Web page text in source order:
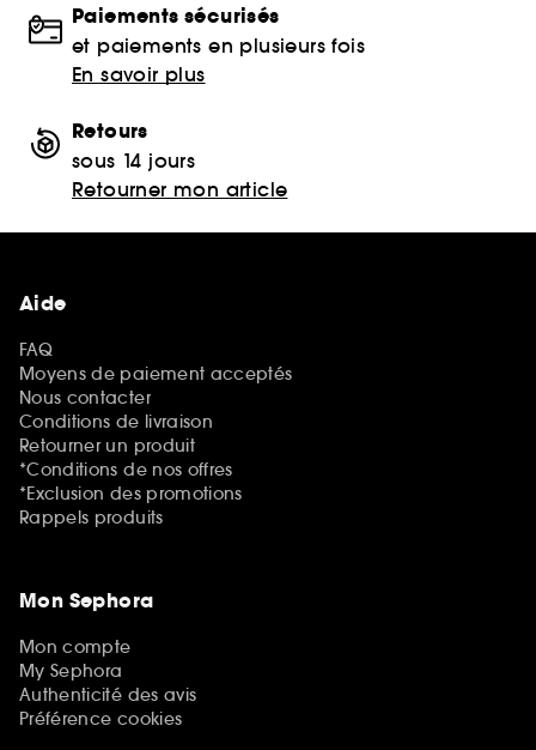
Paiements sécurisés
et paiements en plusieurs fois
En savoir plus
Retours
sous 14 jours
Retourner mon article
Aide
FAQ
Moyens de paiement acceptés
Nous contacter
Conditions de livraison
Retourner un produit
*Conditions de nos offres
*Exclusion des promotions
Rappels produits
Mon Sephora
Mon compte
My Sephora
Authenticité des avis
Préférence cookies